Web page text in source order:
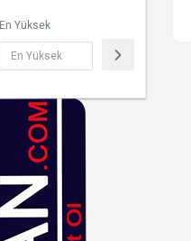
En Yüksek